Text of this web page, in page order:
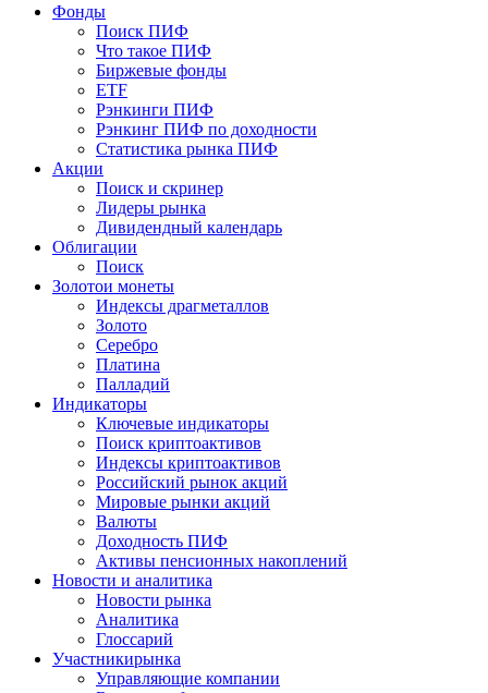
Фонды
Поиск ПИФ
Что такое ПИФ
Биржевые фонды
ETF
Рэнкинги ПИФ
Рэнкинг ПИФ по доходности
Статистика рынка ПИФ
Акции
Поиск и скринер
Лидеры рынка
Дивидендный календарь
Облигации
Поиск
Золотои монеты
Индексы драгметаллов
Золото
Серебро
Платина
Палладий
Индикаторы
Ключевые индикаторы
Поиск криптоактивов
Индексы криптоактивов
Российский рынок акций
Мировые рынки акций
Валюты
Доходность ПИФ
Активы пенсионных накоплений
Новости и аналитика
Новости рынка
Аналитика
Глоссарий
Участникирынка
Управляющие компании